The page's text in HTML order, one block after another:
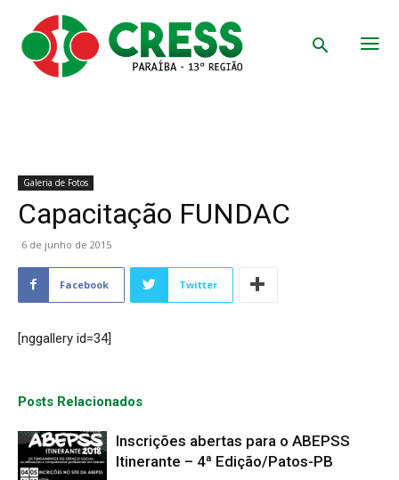
Galeria de Fotos
Capacitação FUNDAC
6 de junho de 2015
Facebook Twitter
[nggallery id=34]
Posts Relacionados
Inscrições abertas para o ABEPSS
Itinerante – 4ª Edição/Patos-PB